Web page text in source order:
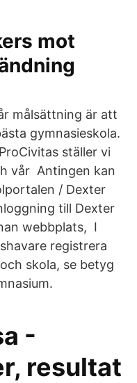
mot
målsättning är att
gymnasieskola.
ställer vi
vår Antingen kan
/ Dexter
till Dexter
webbplats, I
registrera
skola, se betyg
-
resultat